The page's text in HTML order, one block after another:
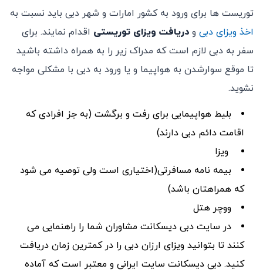
توریست ها برای ورود به کشور امارات و شهر دبی باید نسبت به
اخذ ویزای دبی و دریافت ویزای توریستی اقدام نمایند. برای
سفر به دبی لازم است که مدراک زیر را به همراه داشته باشید
تا موقع سوارشدن به هواپیما و یا ورود به دبی با مشکلی مواجه
نشوید.
بلیط هواپیمایی برای رفت و برگشت (به جز افرادی که
اقامت دائم دبی دارند)
ویزا
بیمه نامه مسافرتی(اختیاری است ولی توصیه می شود
که همراهتان باشد)
ووچر هتل
در سایت دبی دیسکانت مشاوران شما را راهنمایی می
کنند تا بتوانید ویزای ارزان دبی را در کمترین زمان دریافت
کنید. دبی دیسکانت سایت ایرانی و معتبر است که آماده